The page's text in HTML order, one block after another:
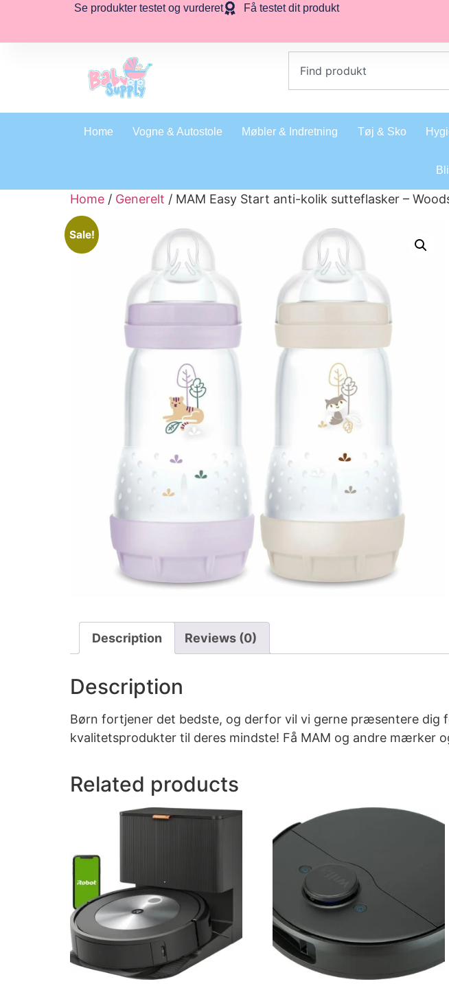
Se produkter testet og vurderet Få testet dit produkt
Home Vogne & Autostole Møbler & Indretning Tøj & Sko
Home / Generelt / MAM Easy Start anti-kolik sutteflasker –
Sale!
Description Reviews (0)
Description
Børn fortjener det bedste, og derfor vil vi gerne præsentere dig
kvalitetsprodukter til deres mindste! Få MAM og andre mærker
Related products